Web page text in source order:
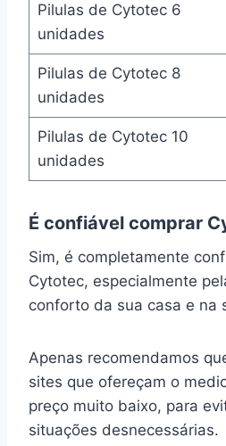
Pilulas de Cytotec 6
unidades
Pilulas de Cytotec 8
unidades
Pilulas de Cytotec 10
unidades
É confiável comprar
Sim, é completamente
Cytotec, especialmente
conforto da sua casa e na
Apenas recomendamos
sites que ofereçam o
preço muito baixo, para
situações desnecessárias.